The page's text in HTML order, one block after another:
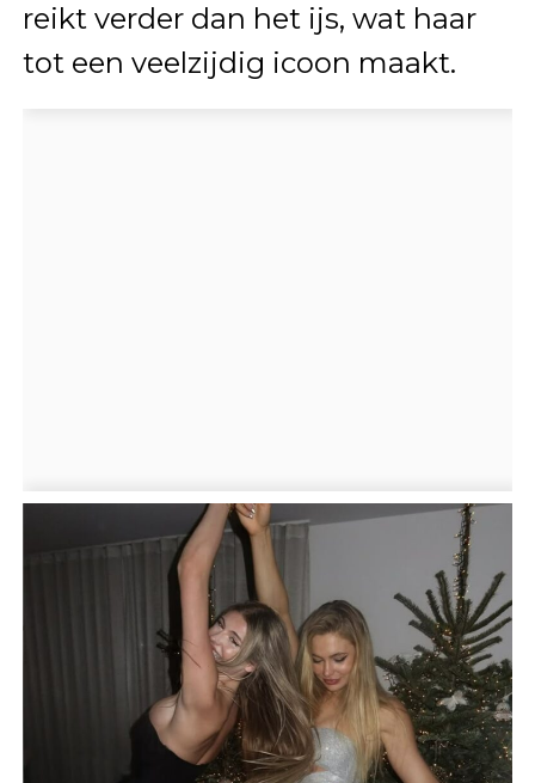
reikt verder dan het ijs, wat haar
tot een veelzijdig icoon maakt.